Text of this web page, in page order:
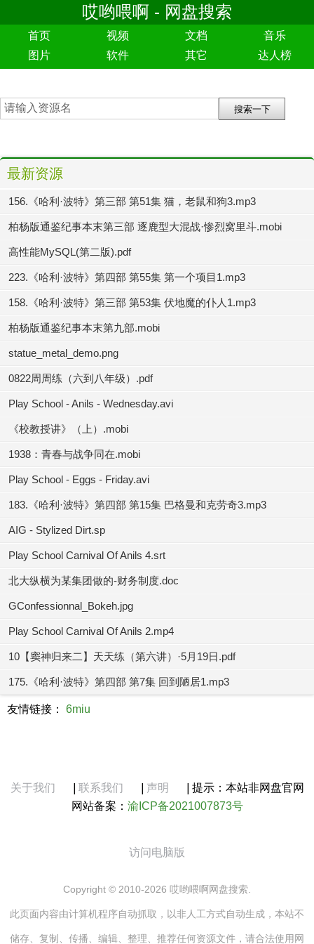
哎哟喂啊 - 网盘搜索
首页 视频 文档
音乐
图片
软件 其它 达人榜
最新资源
156.《哈利·波特》第三部 第51集 猫，老鼠和狗3.mp3
柏杨版通鉴纪事本末第三部 逐鹿型大混战·惨烈窝里斗.mobi
高性能MySQL(第二版).pdf
223.《哈利·波特》第四部 第55集 第一个项目1.mp3
158.《哈利·波特》第三部 第53集 伏地魔的仆人1.mp3
柏杨版通鉴纪事本末第九部.mobi
statue_metal_demo.png
0822周周练（六到八年级）.pdf
Play School - Anils - Wednesday.avi
《校教授讲》（上）.mobi
1938：青春与战争同在.mobi
Play School - Eggs - Friday.avi
183.《哈利·波特》第四部 第15集 巴格曼和克劳奇3.mp3
AIG - Stylized Dirt.sp
Play School Carnival Of Anils 4.srt
北大纵横为某集团做的-财务制度.doc
GConfessionnal_Bokeh.jpg
Play School Carnival Of Anils 2.mp4
10【窦神归来二】天天练（第六讲）·5月19日.pdf
175.《哈利·波特》第四部 第7集 回到陋居1.mp3
友情链接： 6miu
关于我们 联系我们 声明
提示：本站非网盘官网
网站备案： 渝ICP备2021007873号
访问电脑版
Copyright © 2010-2026 哎哟喂啊网盘搜索.
此页面内容由计算机程序自动抓取，以非人工方式自动生成，本站不
储存、复制、传播、编辑、整理、推荐任何资源文件，请合法使用网